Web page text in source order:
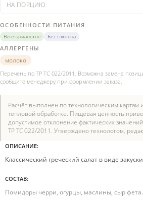
ОСОБЕННОСТИ ПИТАНИЯ
Вегетарианское Без глютена
АЛЛЕРГЕНЫ
молоко
Перечень по ТР ТС 022/2011. Возможна замена
сообщите менеджеру при оформлении заказа.
Расчёт выполнен по технологическим картам
тепловой обработке. Пищевая ценность
допустимое отклонение фактических
ТР ТС 022/2011. Утверждено технологом,
ОПИСАНИЕ:
Классический греческий салат в виде
СОСТАВ:
Помидоры черри, огурцы, маслины, сыр фета.